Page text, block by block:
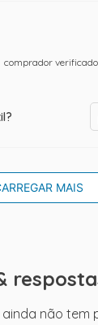
comprador verificado
MAIS
não tem